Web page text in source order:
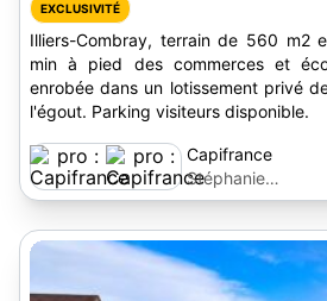
EXCLUSIVITÉ
Illiers-Combray, terrain de 560 m2
min à pied des commerces et
enrobée dans un lotissement privé
l'égout. Parking visiteurs disponible.
Capifrance
Stéphanie
Marchand